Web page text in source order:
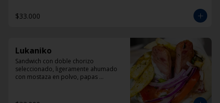
$33.000
Lukaniko
Sandwich con doble chorizo
seleccionado, ligeramente ahumado
con mostaza en polvo, papas